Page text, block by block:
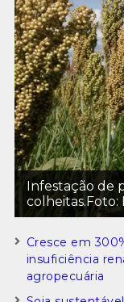
Infestação de
colheitas.Foto:
Cresce em
insuficiência
agropecuária